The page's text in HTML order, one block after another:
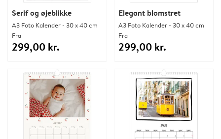
Serif og øjeblikke
A3 Foto Kalender - 30 x 40 cm
Fra
299,00 kr.
Elegant blomstret
A3 Foto Kalender - 30 x 40 cm
Fra
299,00 kr.